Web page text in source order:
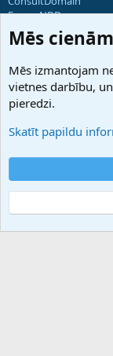
ForumNDD
Domainforum.ro
27.be
Hostmaria
Atbalsts
Palīdzība
Noteikumi un
Privātuma politika
Community platform by
Mēs
Mēs izmantojam
vietnes darbību,
pieredzi.
Skatīt papildu